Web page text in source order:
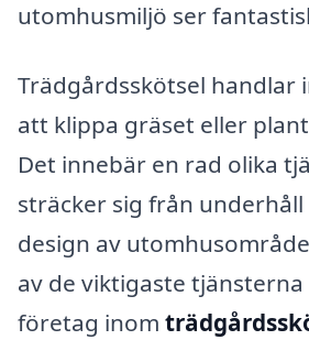
utomhusmiljö ser
Trädgårdsskötsel handlar
att klippa gräset eller
Det innebär en rad olika
sträcker sig från
design av
av de viktigaste
företag inom